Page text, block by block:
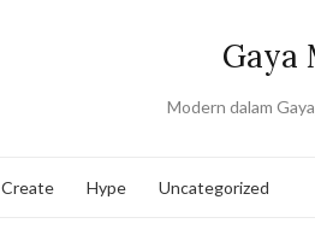
Gaya
Modern dalam
Create Hype Uncategorized